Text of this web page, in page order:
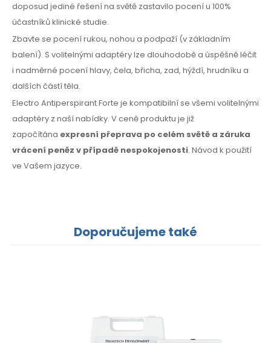
doposud jediné řešení na světě zastavilo pocení u 100%
účastníků klinické studie.
Zbavte se pocení rukou, nohou a podpaží (v základním
balení). S volitelnými adaptéry lze dlouhodobě a úspěšně léčit
i nadměrné pocení hlavy, čela, břicha, zad, hýždí, hrudníku a
dalších částí těla.
Electro Antiperspirant Forte je kompatibilní se všemi volitelnými
adaptéry z naší nabídky. V ceně produktu je již
započítána expresní přeprava po celém světě a záruka
vrácení peněz v případě nespokojenosti. Návod k použití
ve Vašem jazyce.
Doporučujeme také